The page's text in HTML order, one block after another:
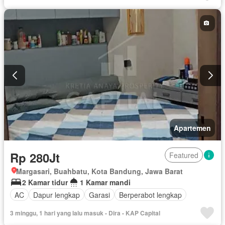
Apartemen
Rp 280Jt
Featured
Margasari, Buahbatu, Kota Bandung, Jawa Barat
2 Kamar tidur
1 Kamar mandi
AC
Dapur lengkap Garasi Berperabot lengkap
3 minggu, 1 hari yang lalu masuk - Dira - KAP Capital